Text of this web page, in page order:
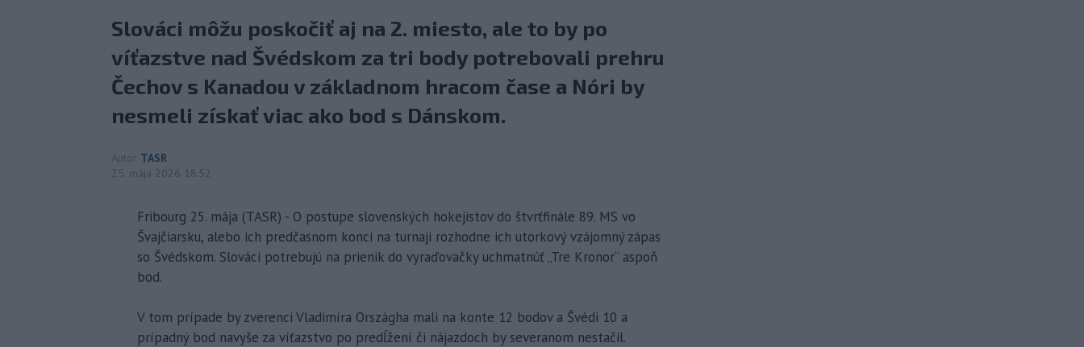
Slováci môžu poskočiť aj na 2. miesto, ale to by po
víťazstve nad Švédskom za tri body potrebovali prehru
Čechov s Kanadou v základnom hracom čase a Nóri by
nesmeli získať viac ako bod s Dánskom.
Autor TASR
25. mája 2026 18:52
Fribourg 25. mája (TASR) - O postupe slovenských hokejistov do štvrťfinále 89. MS vo
Švajčiarsku, alebo ich predčasnom konci na turnaji rozhodne ich utorkový vzájomný zápas
so Švédskom. Slováci potrebujú na prienik do vyraďovačky uchmatnúť „Tre Kronor“ aspoň
bod.
V tom prípade by zverenci Vladimíra Országha mali na konte 12 bodov a Švédi 10 a
prípadný bod navyše za víťazstvo po predĺžení či nájazdoch by severanom nestačil.